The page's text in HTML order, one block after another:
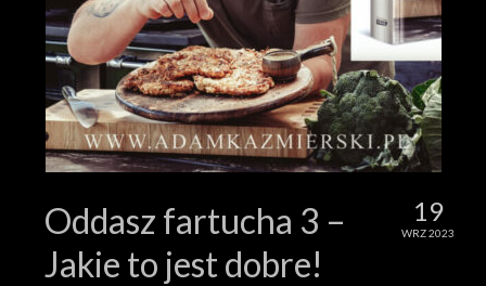
19
WRZ 2023
Oddasz fartucha 3 –
Jakie to jest dobre!